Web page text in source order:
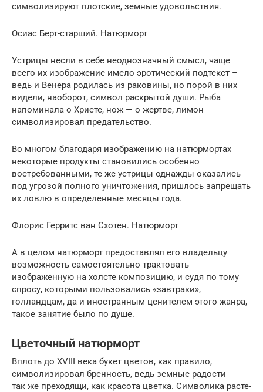
символизируют плотские, земные удовольствия.
Осиас Берт-старший. Натюрморт
Устрицы несли в себе неоднозначный смысл, чаще
всего их изображение имело эротический подтекст –
ведь и Венера родилась из раковины, но порой в них
видели, наоборот, символ раскрытой души. Рыба
напоминала о Христе, нож — о жертве, лимон
символизировал предательство.
Во многом благодаря изображению на натюрмортах
некоторые продукты становились особенно
востребованными, те же устрицы однажды оказались
под угрозой полного уничтожения, пришлось запрещать
их ловлю в определенные месяцы года.
Флорис Герритс ван Схотен. Натюрморт
А в целом натюрморт предоставлял его владельцу
возможность самостоятельно трактовать
изображенную на холсте композицию, и судя по тому
спросу, которыми пользовались «завтраки»,
голландцам, да и иностранным ценителем этого жанра,
такое занятие было по душе.
Цветочный натюрморт
Вплоть до XVIII века букет цветов, как правило,
символизировал бренность, ведь земные радости
так же преходящи, как красота цветка. Символика расте­